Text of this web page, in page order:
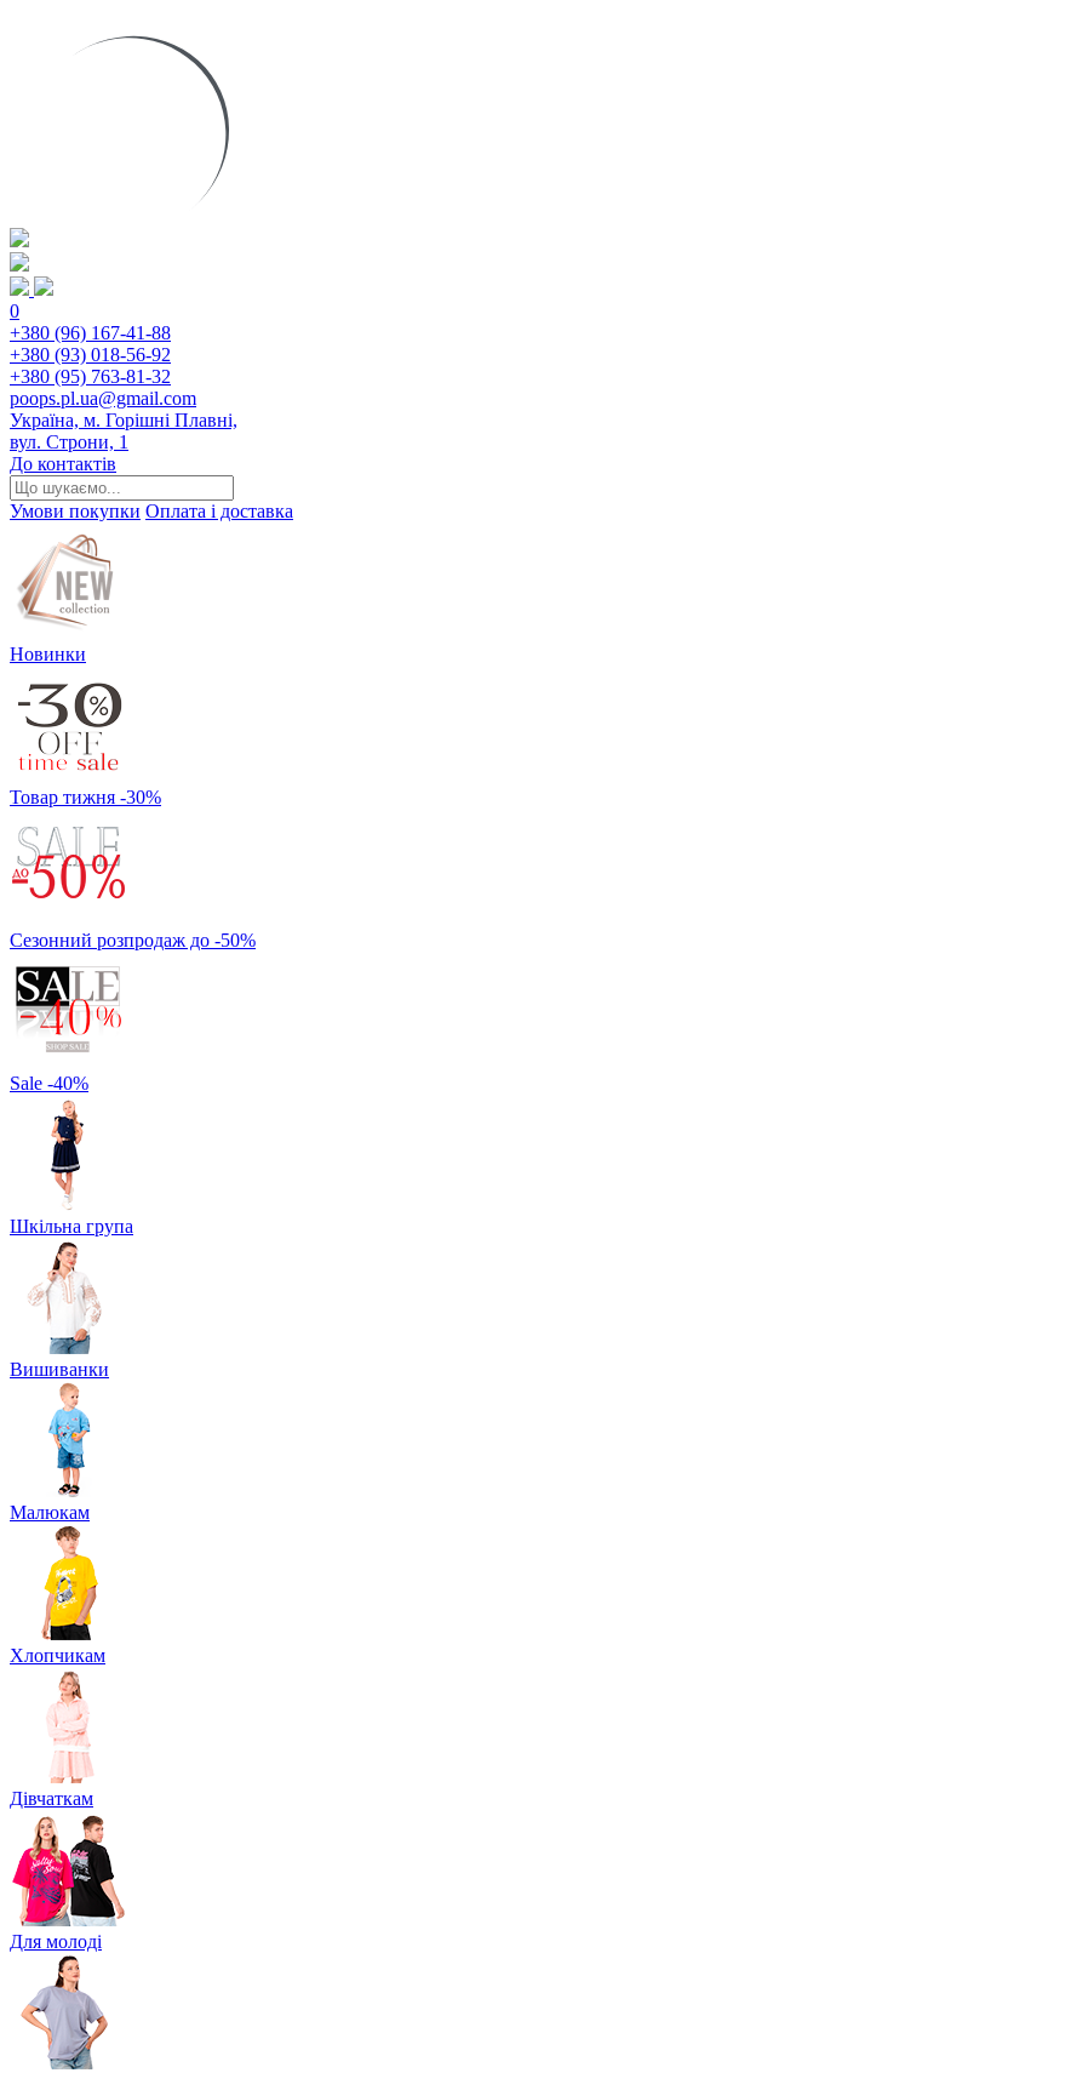
0
+380 (96) 167-41-88
+380 (93) 018-56-92
+380 (95) 763-81-32
poops.pl.ua@gmail.com
Україна, м. Горішні Плавні,
вул. Строни, 1
До контактів
Умови покупки Оплата і доставка
Новинки
Товар тижня -30%
Сезонний розпродаж до -50%
Sale -40%
Шкільна група
Вишиванки
Малюкам
Хлопчикам
Дівчаткам
Для молоді